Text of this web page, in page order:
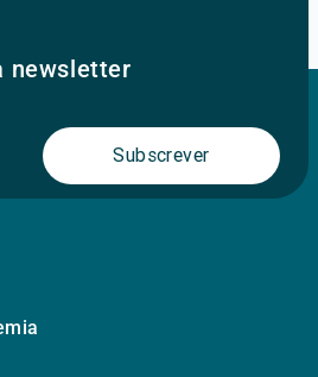
newsletter
Subscrever